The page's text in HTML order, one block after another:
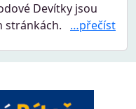
Devítky jsou
stránkách.
…přečíst